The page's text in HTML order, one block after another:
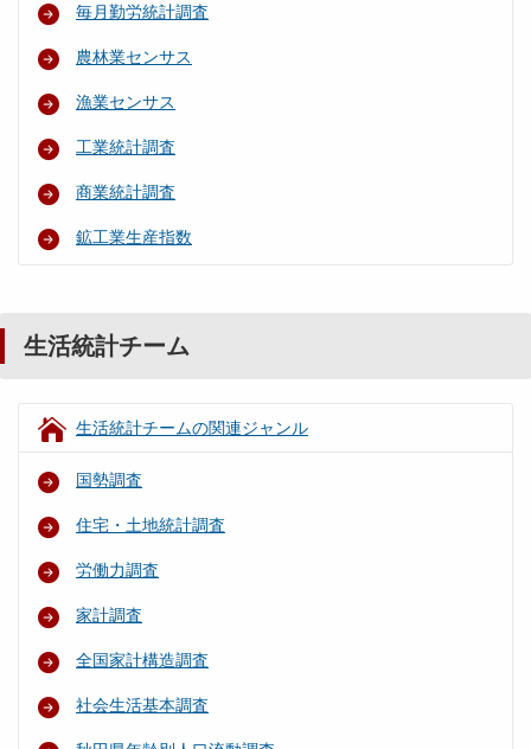
毎月勤労統計調査
農林業センサス
漁業センサス
工業統計調査
商業統計調査
鉱工業生産指数
生活統計チーム
生活統計チームの関連ジャンル
国勢調査
住宅・土地統計調査
労働力調査
家計調査
全国家計構造調査
社会生活基本調査